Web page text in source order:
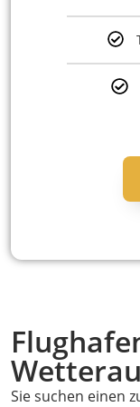
Wetterau
Sie suchen einen